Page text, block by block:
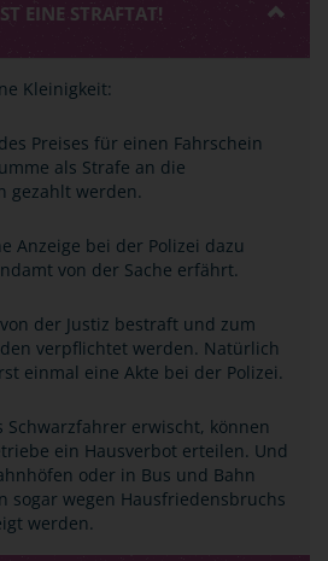
EINE STRAFTAT!
Kleinigkeit:
Preises für einen Fahrschein
als Strafe an die
gezahlt werden.
Anzeige bei der Polizei dazu
von der Sache erfährt.
der Justiz bestraft und zum
verpflichtet werden. Natürlich
einmal eine Akte bei der Polizei.
erwischt, können
ein Hausverbot erteilen. Und
oder in Bus und Bahn
sogar wegen Hausfriedensbruchs
werden.